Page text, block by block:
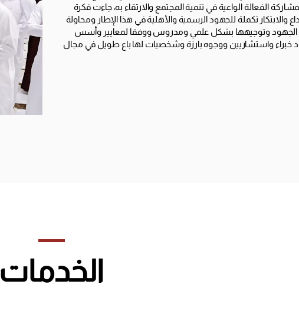
الفعالة الواعية في تنمية المجتمع والارتقاء به، جاءت فكرة
والابتكار تكملة للجهود الرسمية والأهلية في هذا الإطار ومحاولة
الجهود وتوجيهها بشكل علمي ومدروس ووفقا لمعايير وأسس
خبراء واستشاريين ووجوه بارزة وشخصيات لها باع طويل في مجال
الخدمات